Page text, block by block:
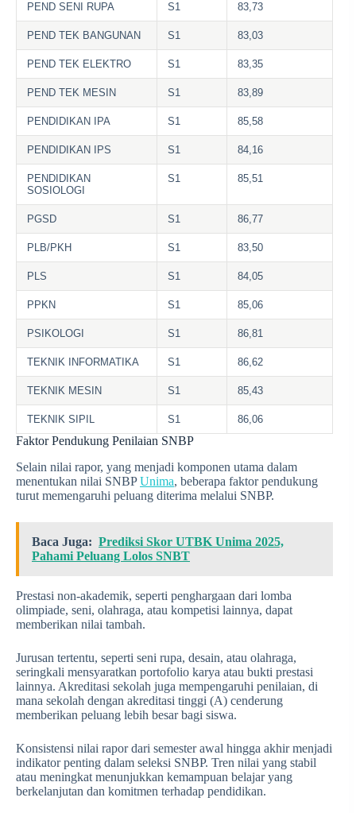
PEND SENI RUPA S1 83,73
PEND TEK BANGUNAN S1 83,03
PEND TEK ELEKTRO S1 83,35
PEND TEK MESIN S1 83,89
PENDIDIKAN IPA S1 85,58
PENDIDIKAN IPS S1 84,16
PENDIDIKAN
SOSIOLOGI
S1 85,51
PGSD S1 86,77
PLB/PKH S1 83,50
PLS S1 84,05
PPKN S1 85,06
PSIKOLOGI S1 86,81
TEKNIK INFORMATIKA S1 86,62
TEKNIK MESIN S1 85,43
TEKNIK SIPIL S1 86,06
Faktor Pendukung Penilaian SNBP
Selain nilai rapor, yang menjadi komponen utama dalam
menentukan nilai SNBPUnima, beberapa faktor pendukung
turut memengaruhi peluang diterima melalui SNBP.
Baca Juga: Prediksi Skor UTBK Unima 2025,
Pahami Peluang Lolos SNBT
Prestasi non-akademik, seperti penghargaan dari lomba
olimpiade, seni, olahraga, atau kompetisi lainnya, dapat
memberikan nilai tambah.
Jurusan tertentu, seperti seni rupa, desain, atau olahraga,
seringkali mensyaratkan portofolio karya atau bukti prestasi
lainnya. Akreditasi sekolah juga mempengaruhi penilaian, di
mana sekolah dengan akreditasi tinggi (A) cenderung
memberikan peluang lebih besar bagi siswa.
Konsistensi nilai rapor dari semester awal hingga akhir menjadi
indikator penting dalam seleksi SNBP. Tren nilai yang stabil
atau meningkat menunjukkan kemampuan belajar yang
berkelanjutan dan komitmen terhadap pendidikan.